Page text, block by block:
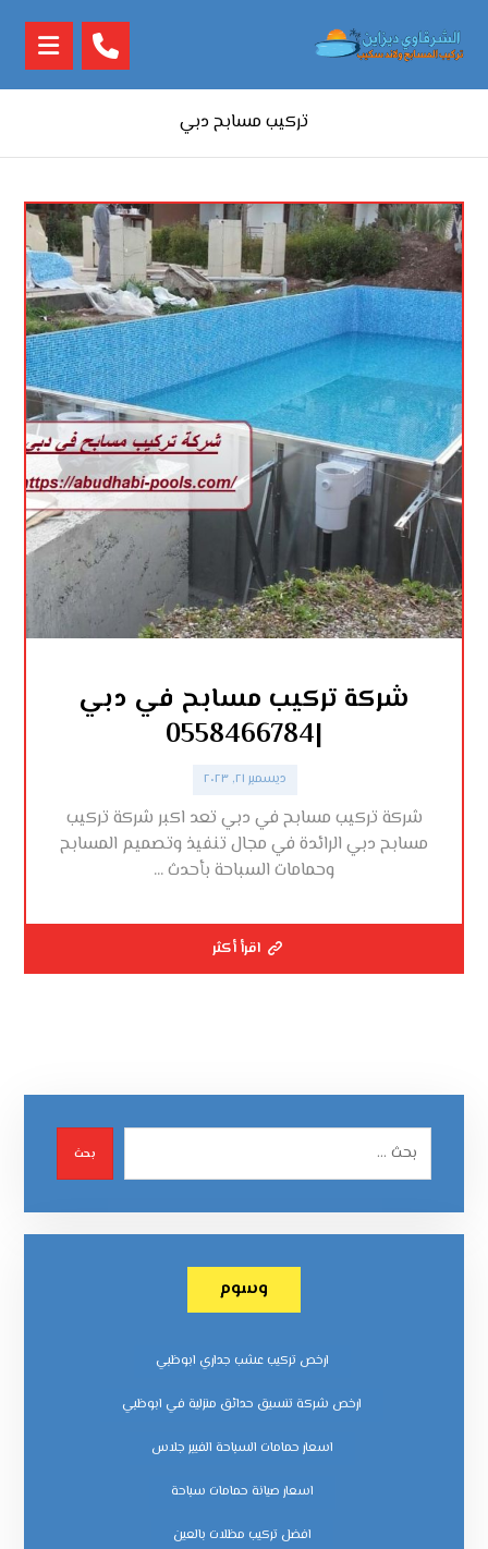
تركيب مسابح دبي
شركة تركيب مسابح في دبي
|0558466784
ديسمبر ٢١, ٢٠٢٣
شركة تركيب مسابح في دبي تعد اكبر شركة تركيب
مسابح دبي الرائدة في مجال تنفيذ وتصميم المسابح
وحمامات السباحة بأحدث ...
اقرأ أكثر
بحث
وسوم
ارخص تركيب عشب جداري ابوظبي
ارخص شركة تنسيق حدائق منزلية في ابوظبي
اسعار حمامات السباحة الفيبر جلاس
اسعار صيانة حمامات سباحة
افضل تركيب مظلات بالعين